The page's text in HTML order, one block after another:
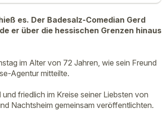
es. Der Badesalz-Comedian Gerd
er über die hessischen Grenzen hinaus
im Alter von 72 Jahren, wie sein Freund
Agentur mitteilte.
friedlich im Kreise seiner Liebsten von
Nachtsheim gemeinsam veröffentlichten.